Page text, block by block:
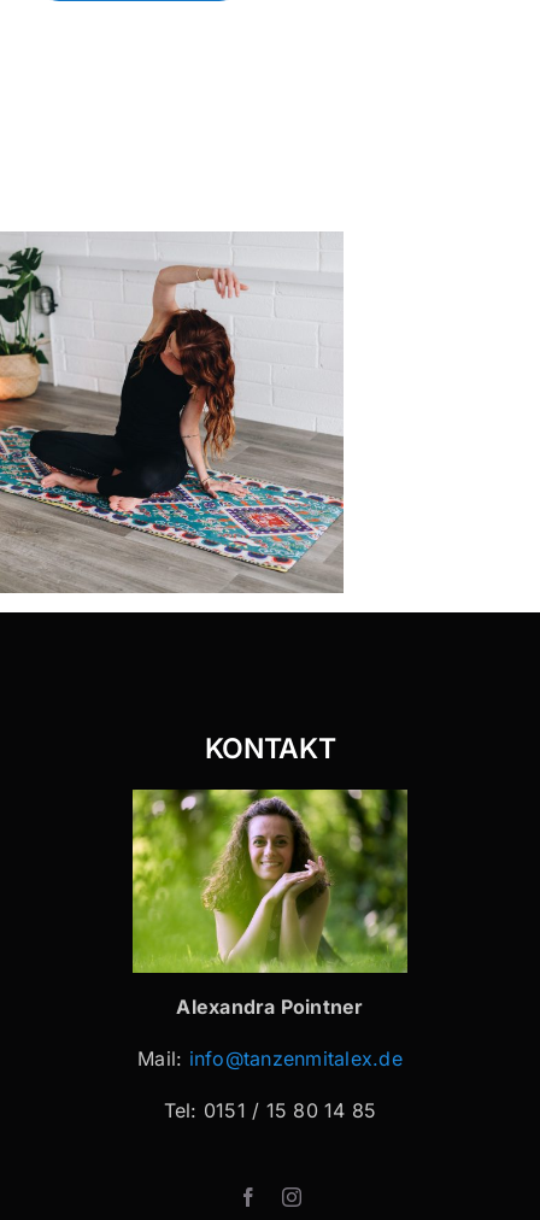
KONTAKT
Alexandra Pointner
Mail: info@tanzenmitalex.de
Tel: 0151 / 15 80 14 85